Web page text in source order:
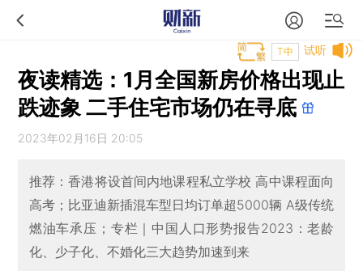
试听
T中
夜读精选：1月全国新房价格出现止
跌迹象 二手住宅市场仍在寻底
2023年02月16日 20:05
推荐：香港将设首间内地课程私立学校 高中课程面向
高考；比亚迪新插混车型日均订单超5000辆 A级传统
燃油车承压；专栏｜中国人口形势报告2023：老龄
化、少子化、不婚化三大趋势加速到来